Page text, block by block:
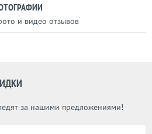
и видео отзывов
за нашими предложениями!